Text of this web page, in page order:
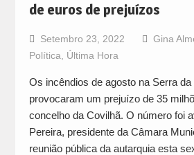
de euros de prejuízos
Setembro 23, 2022 Gina
Política
Última Hora
Os incêndios de agosto na Serra da
provocaram um prejuízo de 35
concelho da Covilhã. O número foi
Pereira, presidente da Câmara
reunião pública da autarquia esta